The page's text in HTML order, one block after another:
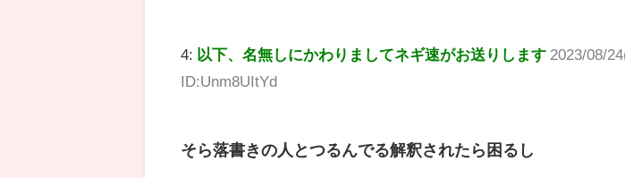
4: 以下、名無しにかわりましてネギ速がお送りします 2023/08/
ID:Unm8UItYd
そら落書きの人とつるんでる解釈されたら困るし